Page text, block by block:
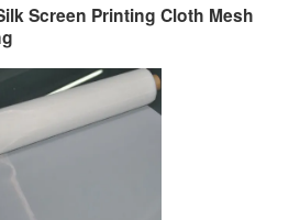
Screen Printing Cloth Mesh